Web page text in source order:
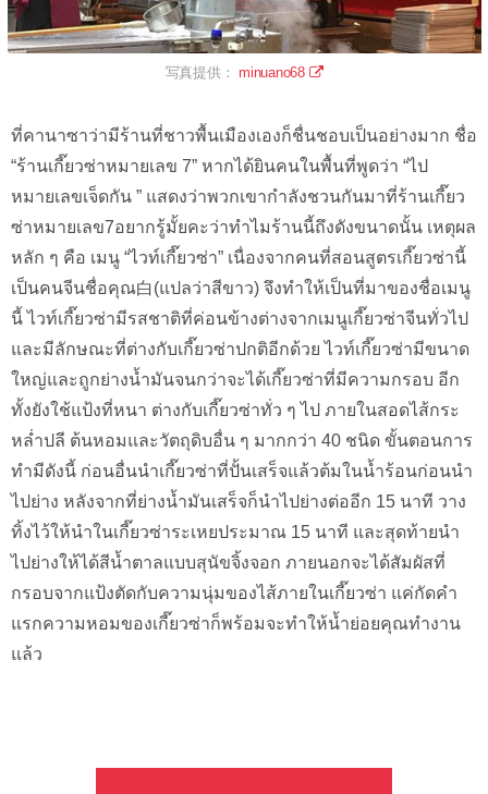
写真提供：minuano68
ที่คานาซาว่ามีร้านที่ชาวพื้นเมืองเองก็ชื่นชอบเป็นอย่างมาก ชื่อ
“ร้านเกี๊ยวซ่าหมายเลข 7” หากได้ยินคนในพื้นที่พูดว่า “ไป
หมายเลขเจ็ดกัน ” แสดงว่าพวกเขากำลังชวนกันมาที่ร้านเกี๊ยว
ซ่าหมายเลข7อยากรู้มั้ยคะว่าทำไมร้านนี้ถึงดังขนาดนั้น เหตุผล
หลัก ๆ คือ เมนู “ไวท์เกี๊ยวซ่า” เนื่องจากคนที่สอนสูตรเกี๊ยวซ่านี้
เป็นคนจีนชื่อคุณ白(แปลว่าสีขาว) จึงทำให้เป็นที่มาของชื่อเมนู
นี้ ไวท์เกี๊ยวซ่ามีรสชาติที่ค่อนข้างต่างจากเมนูเกี๊ยวซ่าจีนทั่วไป
และมีลักษณะที่ต่างกับเกี๊ยวซ่าปกติอีกด้วย ไวท์เกี๊ยวซ่ามีขนาด
ใหญ่และถูกย่างน้ำมันจนกว่าจะได้เกี๊ยวซ่าที่มีความกรอบ อีก
ทั้งยังใช้แป้งที่หนา ต่างกับเกี๊ยวซ่าทั่ว ๆ ไป ภายในสอดไส้กระ
หล่ำปลี ต้นหอมและวัตถุดิบอื่น ๆ มากกว่า 40 ชนิด ขั้นตอนการ
ทำมีดังนี้ ก่อนอื่นนำเกี๊ยวซ่าที่ปั้นเสร็จแล้วต้มในน้ำร้อนก่อนนำ
ไปย่าง หลังจากที่ย่างน้ำมันเสร็จก็นำไปย่างต่ออีก 15 นาที วาง
ทิ้งไว้ให้นำในเกี๊ยวซ่าระเหยประมาณ 15 นาที และสุดท้ายนำ
ไปย่างให้ได้สีน้ำตาลแบบสุนัขจิ้งจอก ภายนอกจะได้สัมผัสที่
กรอบจากแป้งตัดกับความนุ่มของไส้ภายในเกี๊ยวซ่า แค่กัดคำ
แรกความหอมของเกี๊ยวซ่าก็พร้อมจะทำให้น้ำย่อยคุณทำงาน
แล้ว